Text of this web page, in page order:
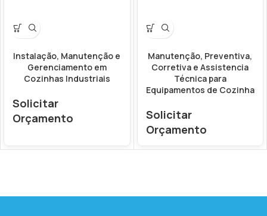
Instalação, Manutenção e
Gerenciamento em
Cozinhas Industriais
Solicitar
Orçamento
Manutenção, Preventiva,
Corretiva e Assistencia
Técnica para
Equipamentos de Cozinha
Solicitar
Orçamento